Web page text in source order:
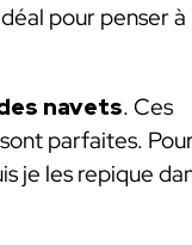
pour penser à
navets. Ces
parfaites.
je les repique